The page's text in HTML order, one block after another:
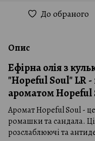
До обраного
Опис
Ефірна олія з
"Hopeful Soul" LR -
ароматом Hopeful
Аромат Hopeful Soul -
ромашки та сандала. Ці
розслаблюючі та